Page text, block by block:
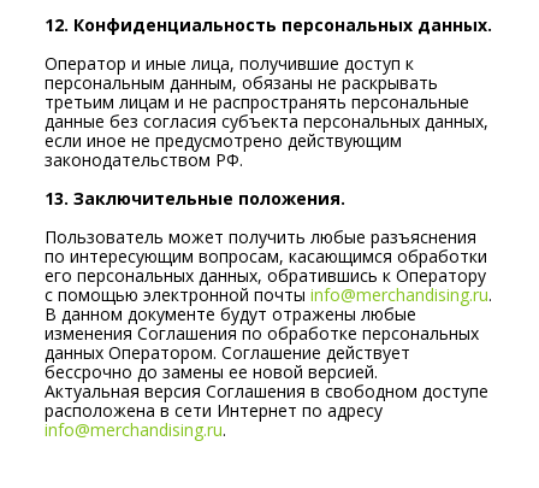
12. Конфиденциальность персональных данных.
Оператор и иные лица, получившие доступ к
персональным данным, обязаны не раскрывать
третьим лицам и не распространять персональные
данные без согласия субъекта персональных данных,
если иное не предусмотрено действующим
законодательством РФ.
13. Заключительные положения.
Пользователь может получить любые разъяснения
по интересующим вопросам, касающимся обработки
его персональных данных, обратившись к Оператору
с помощью электронной почтыinfo@merchandising.ru.
В данном документе будут отражены любые
изменения Соглашения по обработке персональных
данных Оператором. Соглашение действует
бессрочно до замены ее новой версией.
Актуальная версия Соглашения в свободном доступе
расположена в сети Интернет по адресу
info@merchandising.ru.